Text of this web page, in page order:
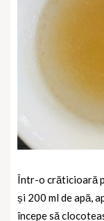
Într-o crăticioară
și 200 ml de apă,
începe să